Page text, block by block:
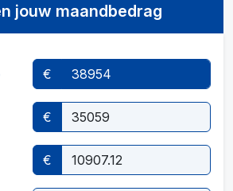
jouw maandbedrag
€
€
€